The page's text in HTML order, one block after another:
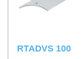
RTADVS 100